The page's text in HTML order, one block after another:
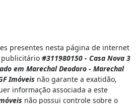
presentes nesta página de internet
publicitário #311980150 - Casa Nova 3
em Marechal Deodoro - Marechal
Imóveis não garante a exatidão,
informação associada a este
não possui controle sobre o